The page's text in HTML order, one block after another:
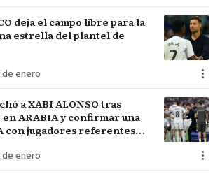
deja el campo libre para la
estrella del plantel de
de enero
a XABI ALONSO tras
ARABIA y confirmar una
con jugadores referentes
de enero